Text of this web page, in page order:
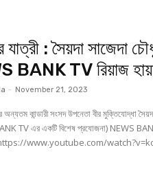
: সৈয়দা সাজেদা
BANK TV রিয়াজ
- November 21, 2023
অন্যতম কান্ডারী সংসদ উপনেতা বীর মুক্তিযোদ্ধা
TV এর একটি বিশেষ প্রযোজনা) NEWS
প্রযোজিত . https://www.youtube.com/